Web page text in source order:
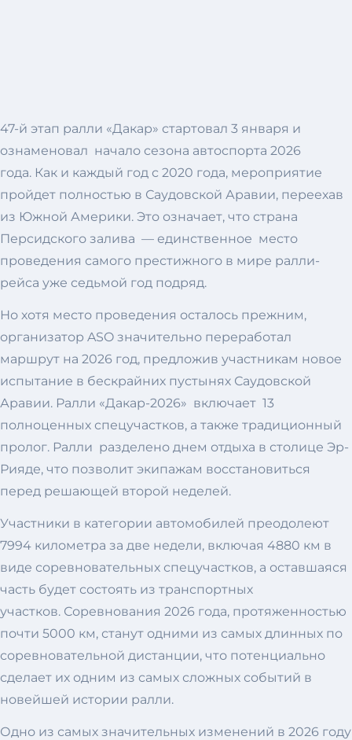
47-й этап ралли «Дакар» стартовал 3 января и
ознаменовал начало сезона автоспорта 2026
года. Как и каждый год с 2020 года, мероприятие
пройдет полностью в Саудовской Аравии, переехав
из Южной Америки. Это означает, что страна
Персидского залива — единственное место
проведения самого престижного в мире ралли-
рейса уже седьмой год подряд.
Но хотя место проведения осталось прежним,
организатор ASO значительно переработал
маршрут на 2026 год, предложив участникам новое
испытание в бескрайних пустынях Саудовской
Аравии. Ралли «Дакар-2026» включает 13
полноценных спецучастков, а также традиционный
пролог. Ралли разделено днем ​​отдыха в столице Эр-
Рияде, что позволит экипажам восстановиться
перед решающей второй неделей.
Участники в категории автомобилей преодолеют
7994 километра за две недели, включая 4880 км в
виде соревновательных спецучастков, а оставшаяся
часть будет состоять из транспортных
участков. Соревнования 2026 года, протяженностью
почти 5000 км, станут одними из самых длинных по
соревновательной дистанции, что потенциально
сделает их одним из самых сложных событий в
новейшей истории ралли.
Одно из самых значительных изменений в 2026 году